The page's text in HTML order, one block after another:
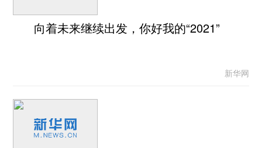
向着未来继续出发，你好我的“2021”
新华网